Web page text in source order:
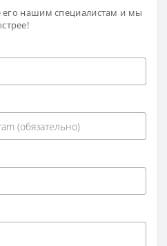
его нашим специалистам и мы